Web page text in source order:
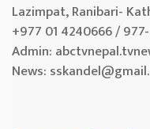
Lazimpat, Ranibari-
+977 01 4240666 / 977-
Admin:
News: